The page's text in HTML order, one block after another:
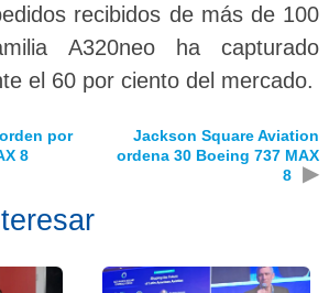
recibidos de más de 100
A320neo ha capturado
el 60 por ciento del mercado.
por
8
Jackson Square Aviation
ordena 30 Boeing 737 MAX
8
▶